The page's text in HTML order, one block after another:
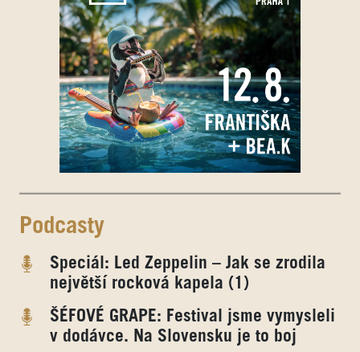
Podcasty
Speciál: Led Zeppelin – Jak se zrodila
největší rocková kapela (1)
ŠÉFOVÉ GRAPE: Festival jsme vymysleli
v dodávce. Na Slovensku je to boj